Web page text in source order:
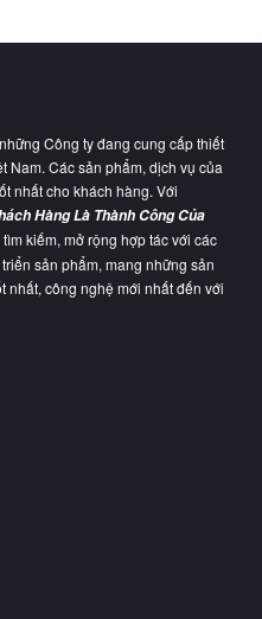
Công ty đang cung cấp thiết
Nam. Các sản phẩm, dịch vụ của
nhất cho khách hàng. Với
Hàng Là Thành Công Của
kiếm, mở rộng hợp tác với các
sản phẩm, mang những sản
nhất, công nghệ mới nhất đến với